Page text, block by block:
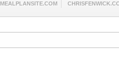
MEALPLANSITE.COM